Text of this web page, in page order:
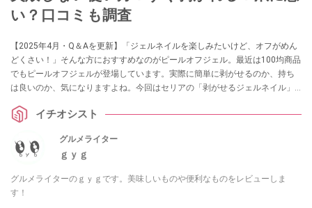
い？口コミも調査
【2025年4月・Q＆Aを更新】「ジェルネイルを楽しみたいけど、オフがめん
どくさい！」そんな方におすすめなのがピールオフジェル。最近は100均商品
でもピールオフジェルが登場しています。実際に簡単に剥がせるのか、持ち
は良いのか、気になりますよね。今回はセリアの「剥がせるジェルネイル」
てください。イチオシスト
グルメライター
ｇｙｇ
グルメライターのｇｙｇです。美味しいものや便利なものをレビューしま
す！